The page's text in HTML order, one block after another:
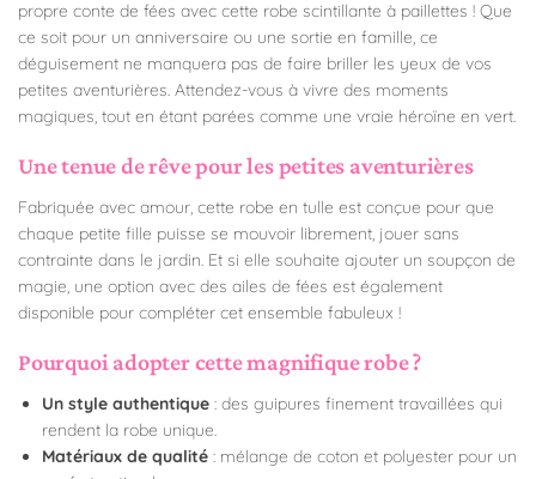
propre conte de fées avec cette robe scintillante à paillettes ! Que
ce soit pour un anniversaire ou une sortie en famille, ce
déguisement ne manquera pas de faire briller les yeux de vos
petites aventurières. Attendez-vous à vivre des moments
magiques, tout en étant parées comme une vraie héroïne en vert.
Une tenue de rêve pour les petites aventurières
Fabriquée avec amour, cette robe en tulle est conçue pour que
chaque petite fille puisse se mouvoir librement, jouer sans
contrainte dans le jardin. Et si elle souhaite ajouter un soupçon de
magie, une option avec des ailes de fées est également
disponible pour compléter cet ensemble fabuleux !
Pourquoi adopter cette magnifique robe ?
Un style authentique : des guipures finement travaillées qui
rendent la robe unique.
Matériaux de qualité : mélange de coton et polyester pour un